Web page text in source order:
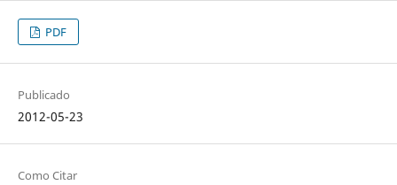
PDF
Publicado
2012-05-23
Como Citar